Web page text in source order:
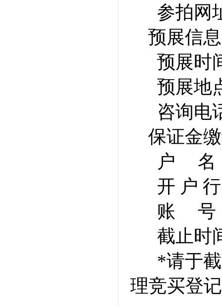
参拍网
预展信息
预展时
预展地
咨询电
保证金
户 名
开 户
账 号
截止时
*请于
理竞买登